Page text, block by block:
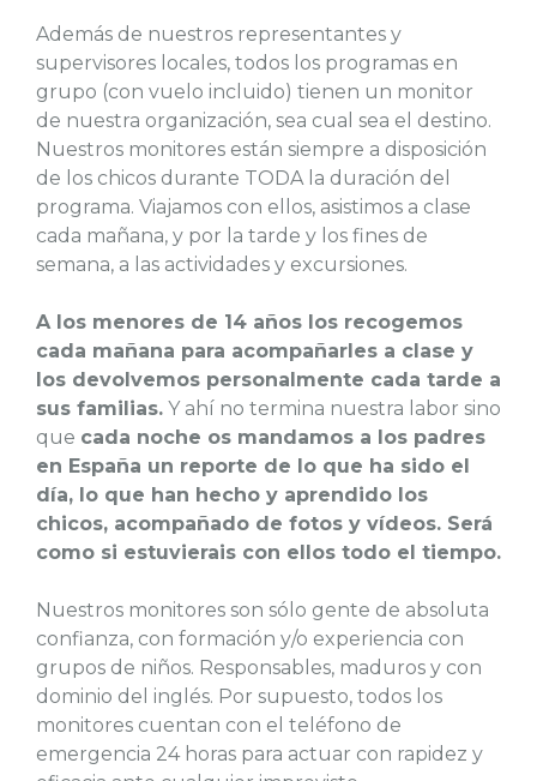
Además de nuestros representantes y
supervisores locales, todos los programas en
grupo (con vuelo incluido) tienen un monitor
de nuestra organización, sea cual sea el destino.
Nuestros monitores están siempre a disposición
de los chicos durante TODA la duración del
programa. Viajamos con ellos, asistimos a clase
cada mañana, y por la tarde y los fines de
semana, a las actividades y excursiones.
A los menores de 14 años los recogemos
cada mañana para acompañarles a clase y
los devolvemos personalmente cada tarde a
sus familias. Y ahí no termina nuestra labor sino
que cada noche os mandamos a los padres
en España un reporte de lo que ha sido el
día, lo que han hecho y aprendido los
chicos, acompañado de fotos y vídeos. Será
como si estuvierais con ellos todo el tiempo.
Nuestros monitores son sólo gente de absoluta
confianza, con formación y/o experiencia con
grupos de niños. Responsables, maduros y con
dominio del inglés. Por supuesto, todos los
monitores cuentan con el teléfono de
emergencia 24 horas para actuar con rapidez y